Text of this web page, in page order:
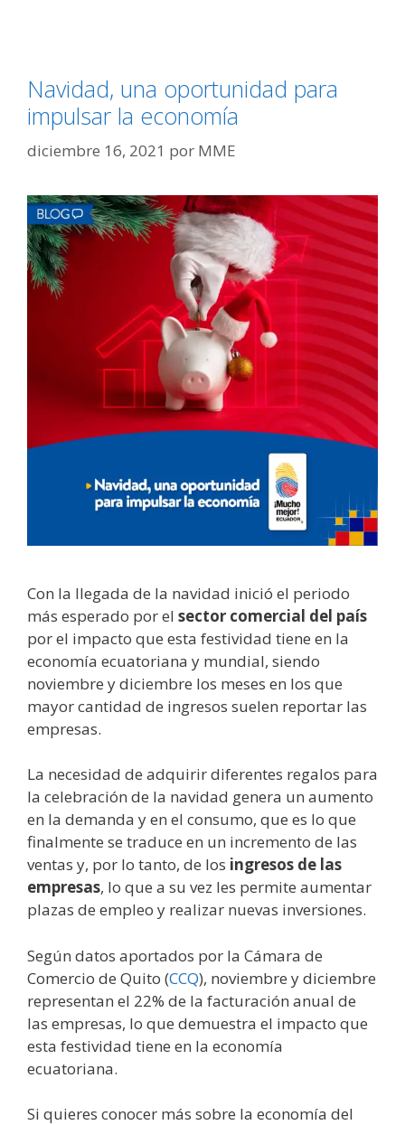
Navidad, una oportunidad para
impulsar la economía
diciembre 16, 2021 por MME
Con la llegada de la navidad inició el periodo
más esperado por el sector comercial del país
por el impacto que esta festividad tiene en la
economía ecuatoriana y mundial, siendo
noviembre y diciembre los meses en los que
mayor cantidad de ingresos suelen reportar las
empresas.
La necesidad de adquirir diferentes regalos para
la celebración de la navidad genera un aumento
en la demanda y en el consumo, que es lo que
finalmente se traduce en un incremento de las
ventas y, por lo tanto, de los ingresos de las
empresas, lo que a su vez les permite aumentar
plazas de empleo y realizar nuevas inversiones.
Según datos aportados por la Cámara de
Comercio de Quito (CCQ), noviembre y diciembre
representan el 22% de la facturación anual de
las empresas, lo que demuestra el impacto que
esta festividad tiene en la economía
ecuatoriana.
Si quieres conocer más sobre la economía del